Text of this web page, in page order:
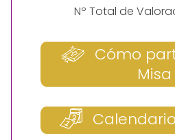
Nº Total de
Cómo
Misa